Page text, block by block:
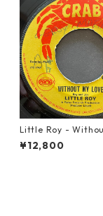
Little Roy -
e【7-21990】
¥12,800